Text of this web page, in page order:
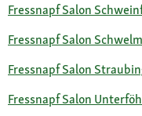
Fressnapf Salon
Fressnapf Salon Schwelm
Fressnapf Salon
Fressnapf Salon